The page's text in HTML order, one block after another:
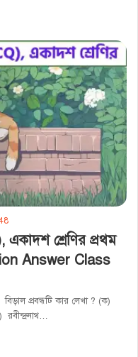
একাদশ শ্রেণির প্রথম
Answer Class
প্রবন্ধটি কার লেখা ? (ক)
রবীন্দ্রনাথ…